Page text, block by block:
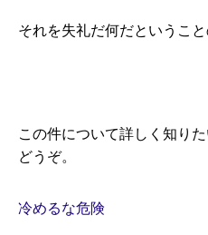
それを失礼だ何だということ
この件について詳しく知り
どうぞ。
冷めるな危険